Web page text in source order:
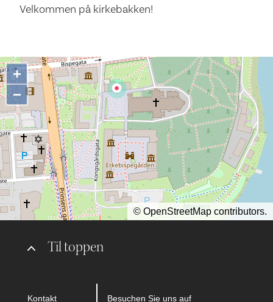
Velkommen på kirkebakken!
Til toppen
Kontakt Besuchen Sie uns auf
+
−
© OpenStreetMap contributors.